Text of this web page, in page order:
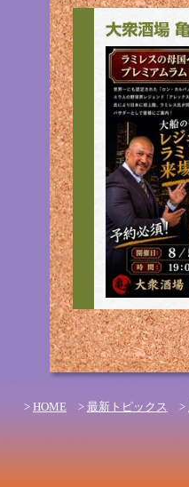
> HOME > 最新トピックス >